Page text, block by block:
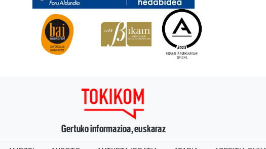
Gertuko informazioa, euskaraz